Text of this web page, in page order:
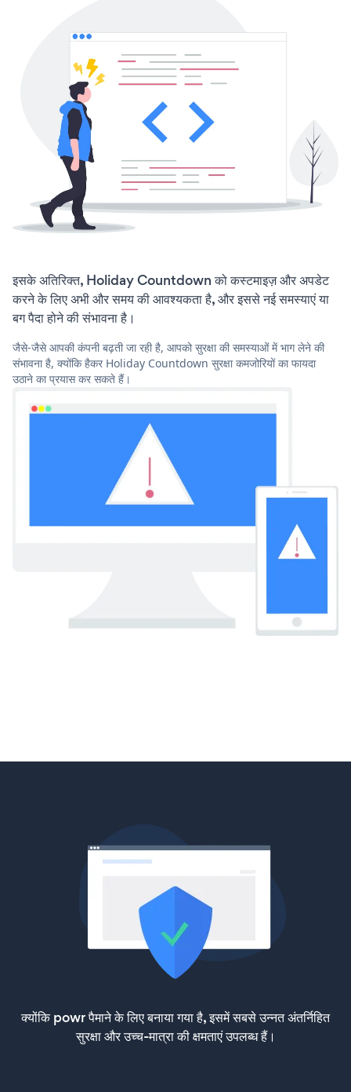
इसके अतिरिक्त, Holiday Countdown को कस्टमाइज़ और अपडेट
करने के लिए अभी और समय की आवश्यकता है, और इससे नई समस्याएं या
बग पैदा होने की संभावना है।
जैसे-जैसे आपकी कंपनी बढ़ती जा रही है, आपको सुरक्षा की समस्याओं में भाग लेने की
संभावना है, क्योंकि हैकर Holiday Countdown सुरक्षा कमजोरियों का फायदा
उठाने का प्रयास कर सकते हैं।
क्योंकि powr पैमाने के लिए बनाया गया है, इसमें सबसे उन्नत अंतर्निहित
सुरक्षा और उच्च-मात्रा की क्षमताएं उपलब्ध हैं।